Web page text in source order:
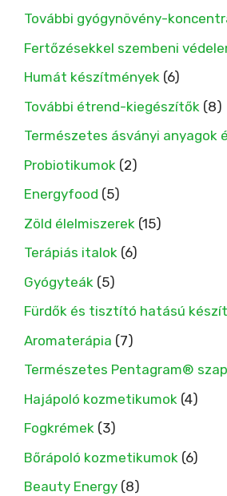
További gyógynövény-
Fertőzésekkel szembeni
Humát készítmények (6)
További étrend-kiegészítők (8)
Természetes ásványi anyagok
Probiotikumok (2)
Energyfood (5)
Zöld élelmiszerek (15)
Terápiás italok (6)
Gyógyteák (5)
Fürdők és tisztító hatású
Aromaterápia (7)
Természetes Pentagram®
Hajápoló kozmetikumok (4)
Fogkrémek (3)
Bőrápoló kozmetikumok (6)
Beauty Energy (8)